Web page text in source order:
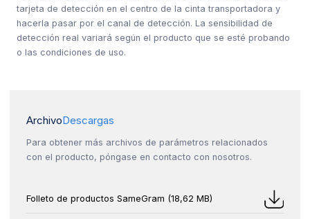
tarjeta de detección en el centro de la cinta transportadora y
hacerla pasar por el canal de detección. La sensibilidad de
detección real variará según el producto que se esté probando
o las condiciones de uso.
ArchivoDescargas
Para obtener más archivos de parámetros relacionados
con el producto, póngase en contacto con nosotros.
Folleto de productos SameGram (18,62 MB)